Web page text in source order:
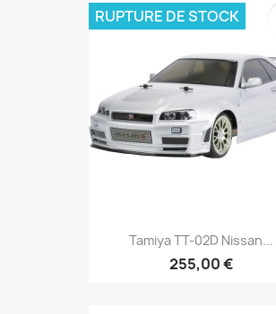
Tamiya TT-02D Nissan...
255,00 €
RUPTURE DE STOCK